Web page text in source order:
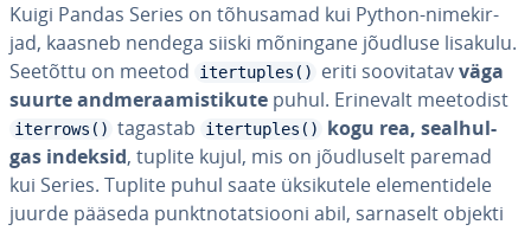
Kuigi Pandas Series on tõhusamad kui Python-ni­me­kir­
jad, kaasneb nendega siiski mõningane jõudluse lisakulu.
Seetõttu on meetod
itertuples() eriti soo­vi­ta­tavväga
suurte and­me­raa­mis­ti­kute puhul. Erinevalt meetodist
iterrows() tagastab itertuples()
kogu rea, seal­hul­
gas indeksid, tuplite kujul, mis on jõud­lu­selt paremad
kui Series. Tuplite puhul saate ük­si­ku­tele ele­men­ti­dele
juurde pääseda punkt­no­tat­siooni abil, sarnaselt objekti